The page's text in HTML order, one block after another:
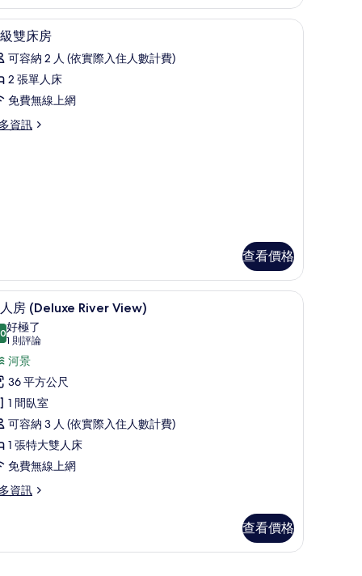
桌 1 間臥室、低過敏寢具、客房內保險箱、書桌
6 雙床房
可容納 2 人 (依實際入住人數計費)
2 張單人床
免費無線上網
資訊
查看價格
1 間臥室、低過敏寢具、客房內保險箱、書桌單人房 (Deluxe River View) | 1 間臥室、低過
4 房 (Deluxe River View)
分，滿分 10 分
好極了
1 則評論
(1
則
評
論)
河景
36 平方公尺
1 間臥室
可容納 3 人 (依實際入住人數計費)
1 張特大雙人床
免費無線上網
資訊
查看價格